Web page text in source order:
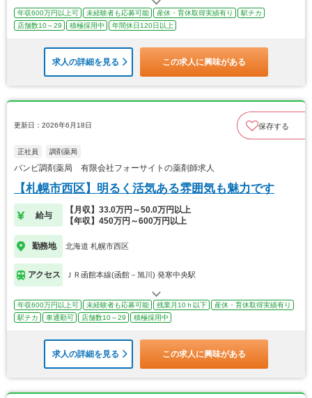
年収600万円以上可 未経験者も応募可能 産休・育休取得実績有り
駅チカ
店舗数10～29
積極採用中 年間休日120日以上
求人の詳細を見る この求人に興味がある
更新日：2026年6月18日 保存する
正社員 調剤薬局
バンビ調剤薬局 有限会社フォーサイトの薬剤師求人
【札幌市西区】明るく活気ある雰囲気も魅力です
給与
【月収】33.0万円～50.0万円以上
【年収】450万円～600万円以上
勤務地 北海道 札幌市西区
アクセス ＪＲ函館本線(函館－旭川) 発寒中央駅
年収600万円以上可 未経験者も応募可能 残業月10ｈ以下
産休・育休取得実績有り
駅チカ
車通勤可 店舗数10～29 積極採用中
求人の詳細を見る この求人に興味がある